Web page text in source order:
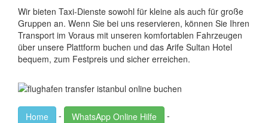
Wir bieten Taxi-Dienste sowohl für kleine als auch für große
Gruppen an. Wenn Sie bei uns reservieren, können Sie Ihren
Transport im Voraus mit unseren komfortablen Fahrzeugen
über unsere Plattform buchen und das Arife Sultan Hotel
bequem, zum Festpreis und sicher erreichen.
Home - WhatsApp Online Hilfe
-